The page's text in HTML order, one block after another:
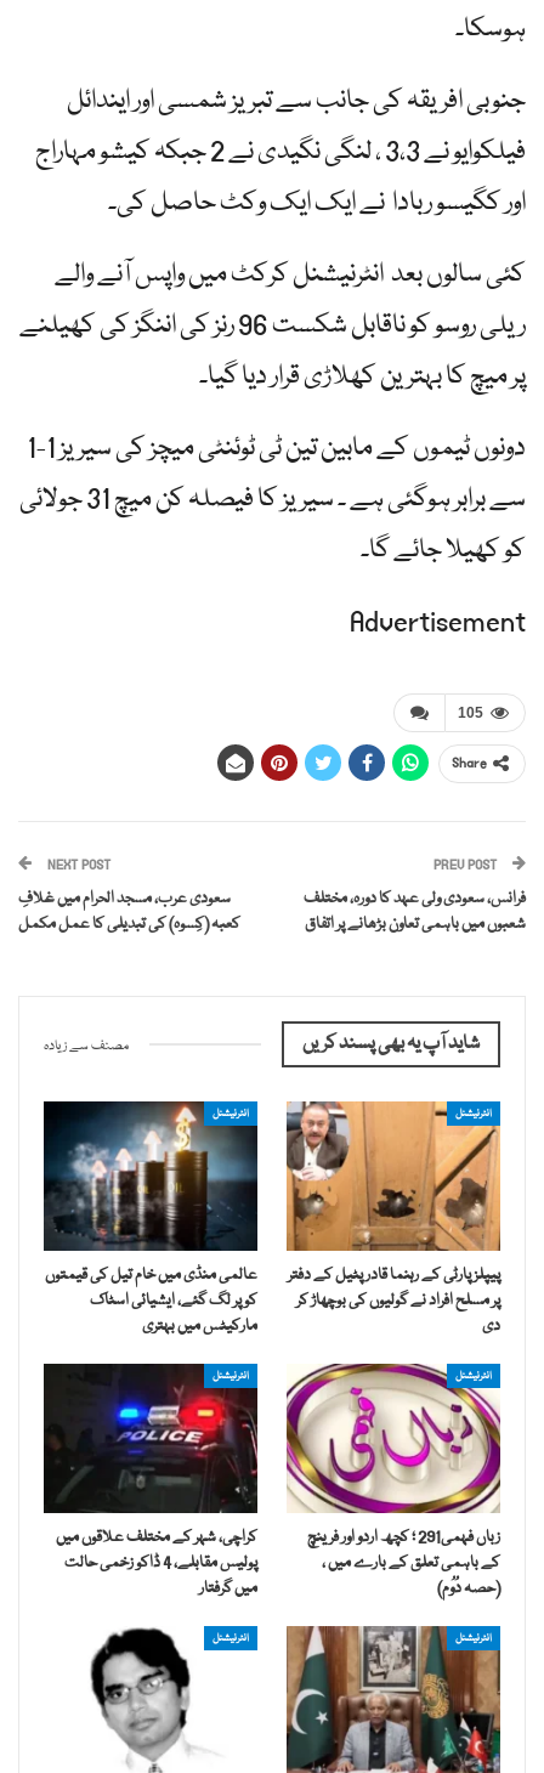
ہوسکا۔
جنوبی افریقہ کی جانب سے تبریز شمسی اور ایندائل
فیلکوایو نے 3،3 ، لنگی نگیدی نے 2 جبکہ کیشو مہاراج
اور کگیسو ربادا نے ایک ایک وکٹ حاصل کی۔
کئی سالوں بعد انٹرنیشنل کرکٹ میں واپس آنے والے
ریلی روسو کو ناقابل شکست 96 رنز کی اننگز کی کھیلنے
پر میچ کا بہترین کھلاڑی قرار دیا گیا۔
دونوں ٹیموں کے مابین تین ٹی ٹوئنٹی میچز کی سیریز 1-1
سے برابر ہوگئی ہے ۔ سیریز کا فیصلہ کن میچ 31 جولائی
کو کھیلا جائے گا۔
Advertisement
105
Share
PREV POST
فرانس، سعودی ولی عہد کا دورہ، مختلف
شعبوں میں باہمی تعاون بڑھانے پر اتفاق
NEXT POST
سعودی عرب، مسجد الحرام میں غلافِ
کعبہ (کِسوہ) کی تبدیلی کا عمل مکمل
شاید آپ یہ بھی پسند کریں مصنف سے زیادہ
انٹرنیشنل
پیپلز پارٹی کے رہنما قادر پٹیل کے دفتر
پر مسلح افراد نے گولیوں کی بوچھاڑ کر
دی
انٹرنیشنل
عالمی منڈی میں خام تیل کی قیمتوں
کو پر لگ گئے، ایشیائی اسٹاک
مارکیٹس میں بہتری
انٹرنیشنل
زباں فہمی291 ؛ کچھ اردو اور فرینچ
کے باہمی تعلق کے بارے میں ،
(حصہ دُوُم)
انٹرنیشنل
کراچی، شہر کے مختلف علاقوں میں
پولیس مقابلے، 4 ڈاکو زخمی حالت
میں گرفتار
انٹرنیشنل انٹرنیشنل